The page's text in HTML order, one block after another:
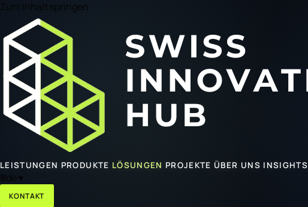
Zum Inhalt springen
LEISTUNGEN PRODUKTE LÖSUNGEN PROJEKTE ÜBER UNS INSIGHTS
🌐de ▾
KONTAKT